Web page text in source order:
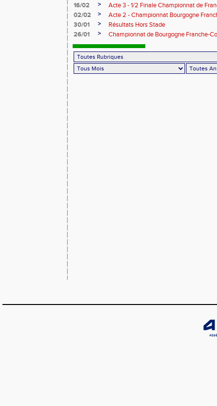
16/02
>
Acte 3 - 1/2 Finale Championnat de
02/02
>
Acte 2 - Championnat Bourgogne
30/01
>
Résultats Hors Stade
26/01
> Championnat de Bourgogne Franche-